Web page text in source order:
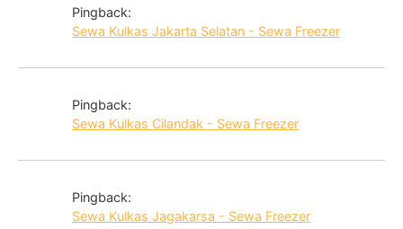
Pingback:
Sewa Kulkas Jakarta Selatan - Sewa Freezer
Pingback:
Sewa Kulkas Cilandak - Sewa Freezer
Pingback:
Sewa Kulkas Jagakarsa - Sewa Freezer